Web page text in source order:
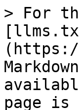
> For
page is